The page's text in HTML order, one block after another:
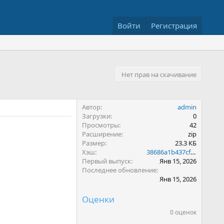
Войти Регистрация
Нет прав на скачивание
Автор
admin
Загрузки
0
Просмотры
42
Расширение
zip
Размер
23.3 КБ
Хэш
38686a1b437cf138ee9e41379f29fd50
Первый выпуск
Янв 15, 2026
Последнее обновление
Янв 15, 2026
Оценки
0 оценок